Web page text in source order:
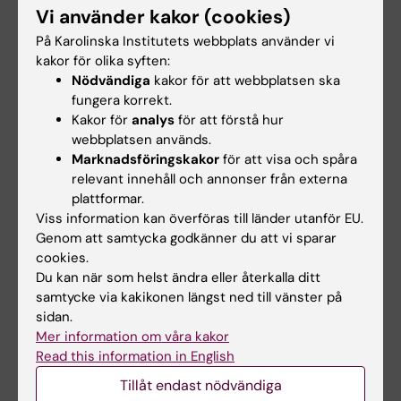
Examination
Kursen examineras genom individuell skriftlig
rapport.
Utöver detta krävs 100% närvaro vid
kursseminarierna.
Litteraturlista och övriga läromedel
Obligatorisk litteratur
Våld i nära relationer - Lärmodul på SLL
lärtorget Öppna kurser, Akademiskt
primärvårdscentrum,
Vi använder kakor (cookies)
På Karolinska Institutets webbplats använder vi
kakor för olika syften:
Nödvändiga kakor för att webbplatsen ska
fungera korrekt.
Kakor för analys för att förstå hur
webbplatsen används.
Marknadsföringskakor för att visa och spåra
relevant innehåll och annonser från externa
plattformar.
Viss information kan överföras till länder utanför EU.
Genom att samtycka godkänner du att vi sparar
cookies.
Du kan när som helst ändra eller återkalla ditt
samtycke via kakikonen längst ned till vänster på
sidan.
Mer information om våra kakor
Read this information in English
Tillåt endast nödvändiga